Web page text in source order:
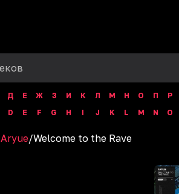
Д Е Ж З И К Л М Н О П Р
D E F G H I J K L M N O
Aryue/Welcome to the Rave